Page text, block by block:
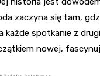
zaczyna się tam,
spotkanie z
nowej,